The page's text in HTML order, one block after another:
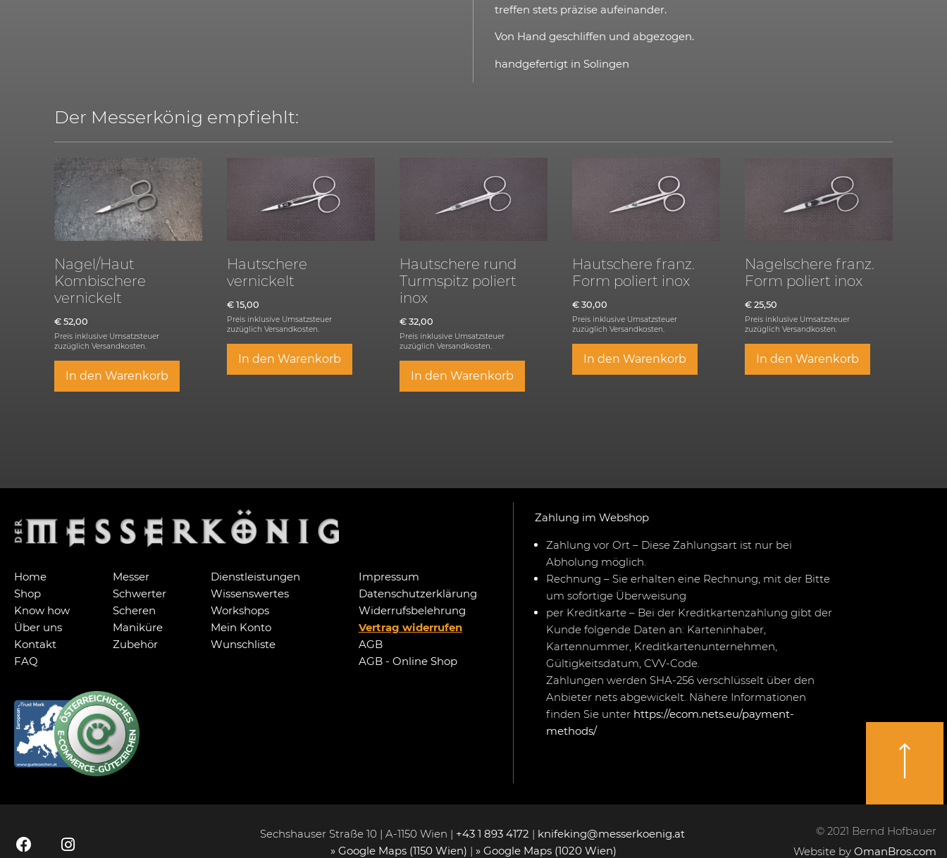
treffen stets präzise aufeinander.
Von Hand geschliffen und abgezogen.
handgefertigt in Solingen
Der Messerkönig empfiehlt:
Nagel/Haut
Kombischere
vernickelt
€ 52,00
Preis inklusive Umsatzsteuer
zuzüglichVersandkosten.
In den Warenkorb
Hautschere
vernickelt
€ 15,00
Preis inklusive Umsatzsteuer
zuzüglichVersandkosten.
In den Warenkorb
Hautschere rund
Turmspitz poliert
inox
€ 32,00
Preis inklusive Umsatzsteuer
zuzüglichVersandkosten.
In den Warenkorb
Hautschere franz.
Form poliert inox
€30,00
Preis inklusive Umsatzsteuer
zuzüglich Versandkosten.
In den Warenkorb
Nagelschere franz.
Form poliert inox
€25,50
Preis inklusive Umsatzsteuer
zuzüglich Versandkosten.
In den Warenkorb
Home
Shop
Know how
Über uns
Kontakt
FAQ
Messer
Schwerter
Scheren
Maniküre
Zubehör
Dienstleistungen
Wissenswertes
Workshops
Mein Konto
Wunschliste
Impressum
Datenschutzerklärung
Widerrufsbelehrung
Vertrag widerrufen
AGB
AGB - Online Shop
Zahlung im Webshop
Zahlung vor Ort – Diese Zahlungsart ist nur bei
Abholung möglich.
Rechnung – Sie erhalten eine Rechnung, mit der Bitte
um sofortige Überweisung
per Kreditkarte – Bei der Kreditkartenzahlung gibt der
Kunde folgende Daten an: Karteninhaber,
Kartennummer, Kreditkartenunternehmen,
Gültigkeitsdatum, CVV-Code.
Zahlungen werden SHA-256 verschlüsselt über den
Anbieter nets abgewickelt. Nähere Informationen
finden Sie unter https://ecom.nets.eu/payment-
methods/
Sechshauser Straße 10 | A-1150 Wien | +43 1 893 4172 | knifeking@messerkoenig.at
» Google Maps (1150 Wien) | » Google Maps (1020 Wien)
© 2021 Bernd Hofbauer
Website byOmanBros.com